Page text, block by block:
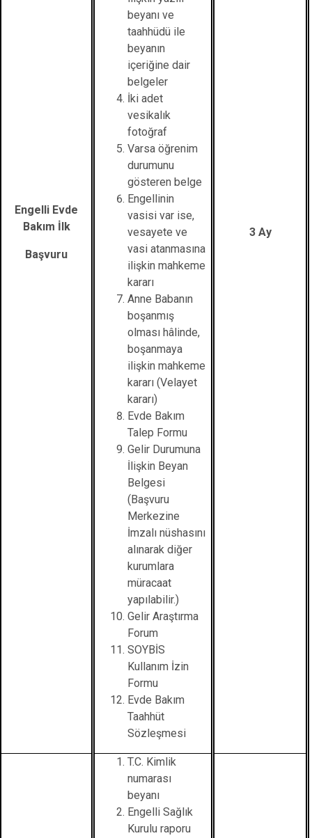
Engelli Evde
Bakım İlk
Başvuru
beyanı ve
taahhüdü ile
beyanın
içeriğine dair
belgeler
İki adet
vesikalık
fotoğraf
Varsa öğrenim
durumunu
gösteren belge
Engellinin
vasisi var ise,
vesayete ve
vasi atanmasına
ilişkin mahkeme
kararı
Anne Babanın
boşanmış
olması hâlinde,
boşanmaya
ilişkin mahkeme
kararı (Velayet
kararı)
Evde Bakım
Talep Formu
Gelir Durumuna
İlişkin Beyan
Belgesi
(Başvuru
Merkezine
İmzalı nüshasını
alınarak diğer
kurumlara
müracaat
yapılabilir.)
Gelir Araştırma
Forum
SOYBİS
Kullanım İzin
Formu
Evde Bakım
Taahhüt
Sözleşmesi
3 Ay
T.C. Kimlik
numarası
beyanı
Engelli Sağlık
Kurulu raporu